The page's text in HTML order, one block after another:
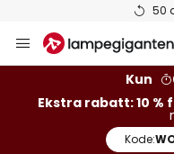
50
Hopp
til
Kun
Ekstra rabatt: 10 %
Kode: